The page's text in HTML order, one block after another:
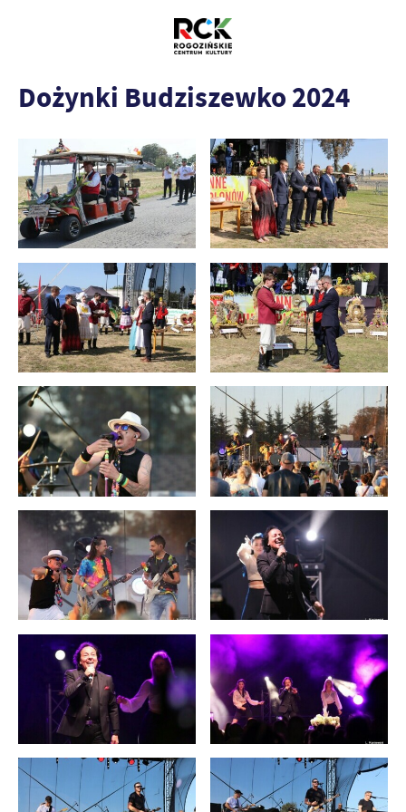
Dożynki Budziszewko 2024